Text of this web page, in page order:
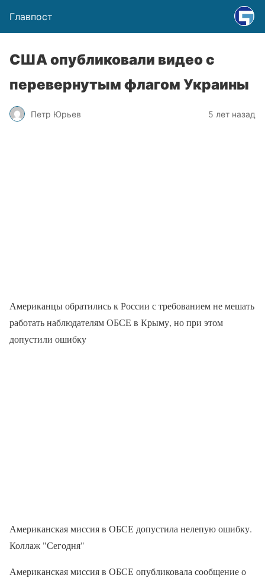
Главпост
США опубликовали видео с
перевернутым флагом Украины
Петр Юрьев 5 лет назад
Американцы обратились к России с требованием не мешать
работать наблюдателям ОБСЕ в Крыму, но при этом
допустили ошибку
Американская миссия в ОБСЕ допустила нелепую ошибку.
Коллаж "Сегодня"
Американская миссия в ОБСЕ опубликовала сообщение о